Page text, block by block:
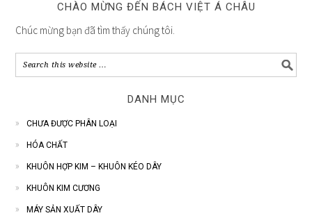
CHÀO MỪNG ĐẾN BÁCH VIỆT Á CHÂU
Chúc mừng bạn đã tìm thấy chúng tôi.
DANH MỤC
CHƯA ĐƯỢC PHÂN LOẠI
HÓA CHẤT
KHUÔN HỢP KIM – KHUÔN KÉO DÂY
KHUÔN KIM CƯƠNG
MÁY SẢN XUẤT DÂY